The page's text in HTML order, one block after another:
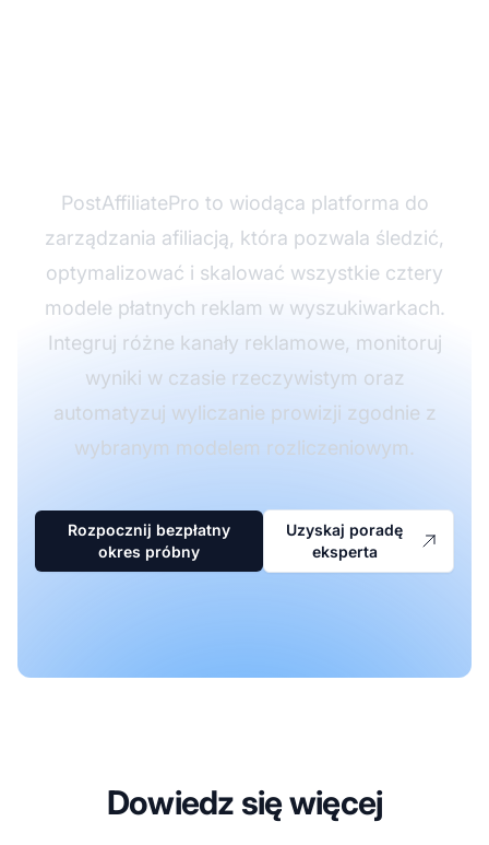
PostAffiliatePro to wiodąca platforma do
zarządzania afiliacją, która pozwala śledzić,
optymalizować i skalować wszystkie cztery
modele płatnych reklam w wyszukiwarkach.
Integruj różne kanały reklamowe, monitoruj
wyniki w czasie rzeczywistym oraz
automatyzuj wyliczanie prowizji zgodnie z
wybranym modelem rozliczeniowym.
Rozpocznij bezpłatny
okres próbny
Uzyskaj poradę
eksperta
Dowiedz się więcej